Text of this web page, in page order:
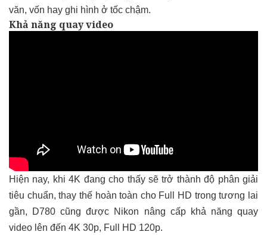
văn, vốn hay ghi hình ở tốc chậm.
Khả năng quay video
Hiện nay, khi 4K đang cho thấy sẽ trở thành độ phân giải
tiêu chuẩn, thay thế hoàn toàn cho Full HD trong tương lai
gần, D780 cũng được Nikon nâng cấp khả năng quay
video lên đến 4K 30p, Full HD 120p.